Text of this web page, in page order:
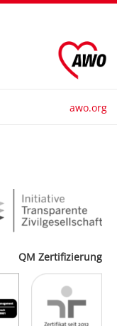
awo.org
QM Zertifizierung